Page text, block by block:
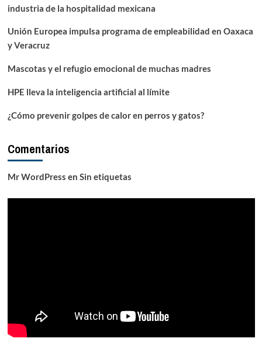
industria de la hospitalidad mexicana
Unión Europea impulsa programa de empleabilidad en Oaxaca
y Veracruz
Mascotas y el refugio emocional de muchas madres
HPE lleva la inteligencia artificial al límite
¿Cómo prevenir golpes de calor en perros y gatos?
Comentarios
Mr WordPress en Sin etiquetas